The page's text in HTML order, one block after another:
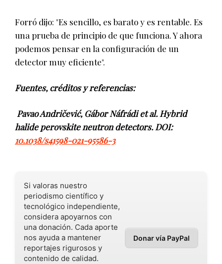
Forró dijo: "Es sencillo, es barato y es rentable. Es
una prueba de principio de que funciona. Y ahora
podemos pensar en la configuración de un
detector muy eficiente".
Fuentes, créditos y referencias:
Pavao Andričević, Gábor Náfrádi et al. Hybrid
halide perovskite neutron detectors. DOI:
10.1038/s41598-021-95586-3
Si valoras nuestro
periodismo científico y
tecnológico independiente,
considera apoyarnos con
una donación. Cada aporte
nos ayuda a mantener
reportajes rigurosos y
contenido de calidad.
Donar vía PayPal